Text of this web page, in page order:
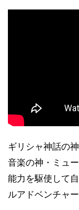
ギリシャ神話の
音楽の神・ミュ
能力を駆使して
ルアドベンチャー